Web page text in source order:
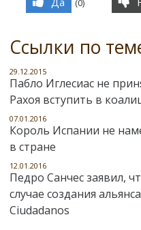
(0)
Ссылки по
29.12.2015
Пабло Иглесиас не
Рахоя вступить в
07.01.2016
Король Испании не
в стране
12.01.2016
Педро Санчес заявил,
случае создания
Ciudadanos